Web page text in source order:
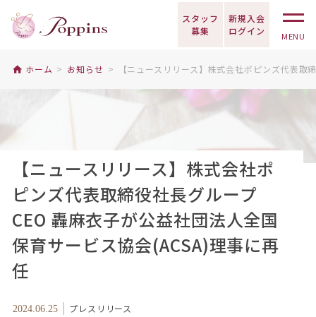
スタッフ
募集
新規入会
ログイン
MENU
ホーム お知らせ 【ニュースリリース】株式会社ポピンズ代表
【ニュースリリース】株式会社ポ
ピンズ代表取締役社長グループ
CEO 轟麻衣子が公益社団法人全国
保育サービス協会(ACSA)理事に再
任
2024.06.25 プレスリリース